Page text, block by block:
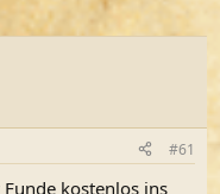
#61
kostenlos ins